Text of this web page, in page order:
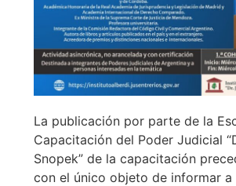
La publicación por parte de la
Capacitación del Poder Judicial
Snopek” de la capacitación
con el único objeto de informar a